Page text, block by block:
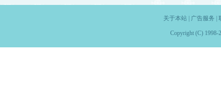
关于本站| 广告服务
Copyright (C) 1998-